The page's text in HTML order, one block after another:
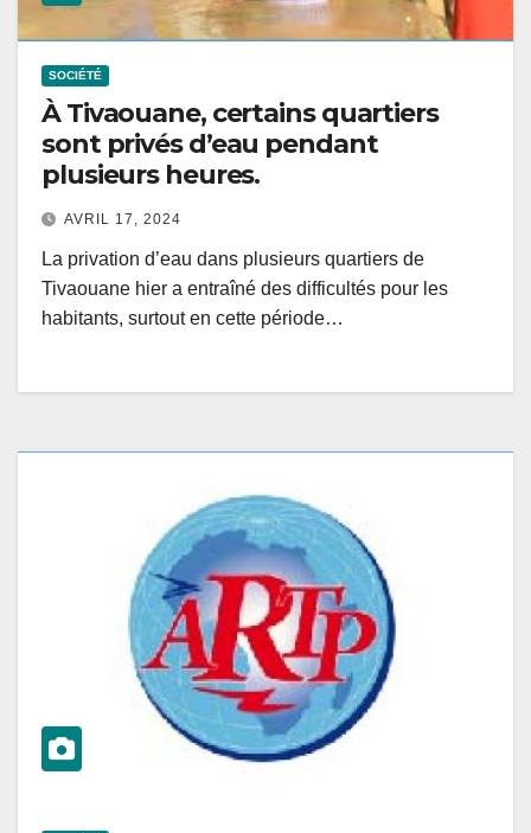
SOCIÉTÉ
À Tivaouane, certains quartiers
sont privés d’eau pendant
plusieurs heures.
AVRIL 17, 2024
La privation d’eau dans plusieurs quartiers de
Tivaouane hier a entraîné des difficultés pour les
habitants, surtout en cette période…